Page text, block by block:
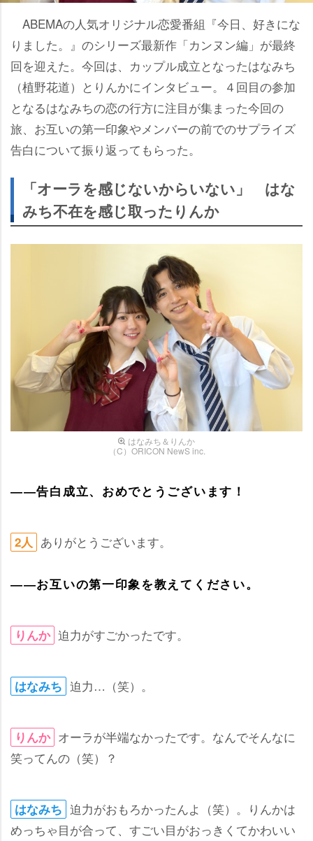
ABEMAの人気オリジナル恋愛番組『今日、好きにな
りました。』のシリーズ最新作「カンヌン編」が最終
回を迎えた。今回は、カップル成立となったはなみち
（植野花道）とりんかにインタビュー。４回目の参加
となるはなみちの恋の行方に注目が集まった今回の
旅、お互いの第一印象やメンバーの前でのサプライズ
告白について振り返ってもらった。
「オーラを感じないからいない」 はな
みち不在を感じ取ったりんか
はなみち＆りんか
（C）ORICON NewS inc.
――告白成立、おめでとうございます！
2人 ありがとうございます。
――お互いの第一印象を教えてください。
りんか 迫力がすごかったです。
はなみち 迫力…（笑）。
りんか オーラが半端なかったです。なんでそんなに
笑ってんの（笑）？
はなみち 迫力がおもろかったんよ（笑）。りんかは
めっちゃ目が合って、すごい目がおっきくてかわいい